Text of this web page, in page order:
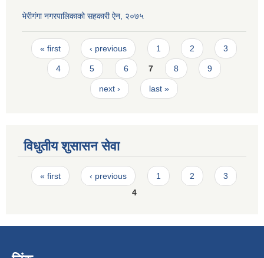
भेरीगंगा नगरपालिकाको सहकारी ऐन, २०७५
Pages
« first ‹ previous 1 2 3
4 5 6 7 8 9
next › last »
विधुतीय शुसासन सेवा
Pages
« first ‹ previous 1 2
3
4